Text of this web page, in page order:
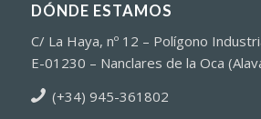
DÓNDE ESTAMOS
C/ La Haya, nº 12 – Polígono
E-01230 – Nanclares de la Oca
(+34) 945-361802